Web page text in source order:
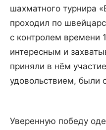
шахматного турнира
проходил по
с контролем времени
интересным и
приняли в нём
удовольствием, были
Уверенную победу